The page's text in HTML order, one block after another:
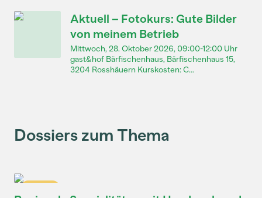
Aktuell – Fotokurs: Gute Bilder
von meinem Betrieb
Mittwoch, 28. Oktober 2026, 09:00-12:00 Uhr
gast&hof Bärfischenhaus, Bärfischenhaus 15,
3204 Rosshäuern Kurskosten: C...
Dossiers zum Thema